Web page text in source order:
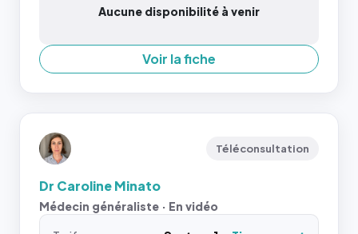
Aucune disponibilité à venir
Voir la fiche
Téléconsultation
Dr Caroline Minato
Médecin généraliste · En vidéo